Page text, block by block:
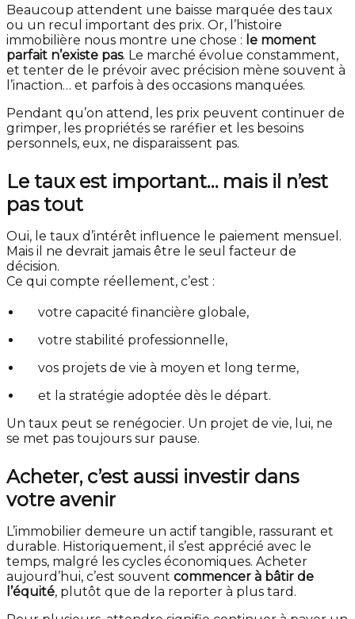
Beaucoup attendent une baisse marquée des taux
ou un recul important des prix. Or, l’histoire
immobilière nous montre une chose : le moment
parfait n’existe pas. Le marché évolue constamment,
et tenter de le prévoir avec précision mène souvent à
l’inaction… et parfois à des occasions manquées.
Pendant qu’on attend, les prix peuvent continuer de
grimper, les propriétés se raréfier et les besoins
personnels, eux, ne disparaissent pas.
Le taux est important… mais il n’est
pas tout
Oui, le taux d’intérêt influence le paiement mensuel.
Mais il ne devrait jamais être le seul facteur de
décision.
Ce qui compte réellement, c’est :
votre capacité financière globale,
votre stabilité professionnelle,
vos projets de vie à moyen et long terme,
et la stratégie adoptée dès le départ.
Un taux peut se renégocier. Un projet de vie, lui, ne
se met pas toujours sur pause.
Acheter, c’est aussi investir dans
votre avenir
L’immobilier demeure un actif tangible, rassurant et
durable. Historiquement, il s’est apprécié avec le
temps, malgré les cycles économiques. Acheter
aujourd’hui, c’est souvent commencer à bâtir de
l’équité, plutôt que de la reporter à plus tard.